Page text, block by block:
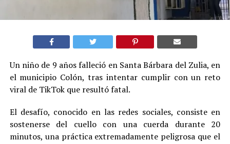
Un niño de 9 años falleció en Santa Bárbara del Zulia, en
el municipio Colón, tras intentar cumplir con un reto
viral de TikTok que resultó fatal.
El desafío, conocido en las redes sociales, consiste en
sostenerse del cuello con una cuerda durante 20
minutos, una práctica extremadamente peligrosa que el